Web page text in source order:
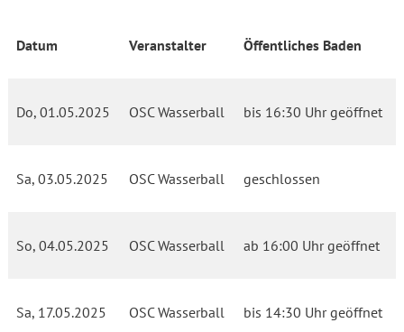
Datum Veranstalter Öffentliches Baden
Do, 01.05.2025 OSC Wasserball bis 16:30 Uhr geöffnet
Sa, 03.05.2025 OSC Wasserball geschlossen
So, 04.05.2025 OSC Wasserball ab 16:00 Uhr geöffnet
Sa, 17.05.2025 OSC Wasserball bis 14:30 Uhr geöffnet